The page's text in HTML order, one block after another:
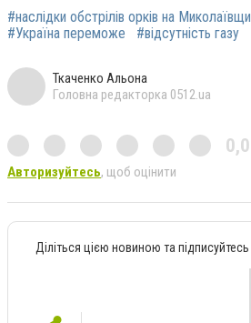
#наслідки обстрілів орків на
#Україна переможе
#відсутність газу
Ткаченко Альона
Головна редакторка 0512.ua
0,0
Авторизуйтесь, щоб оцінити
Діліться цією новиною та